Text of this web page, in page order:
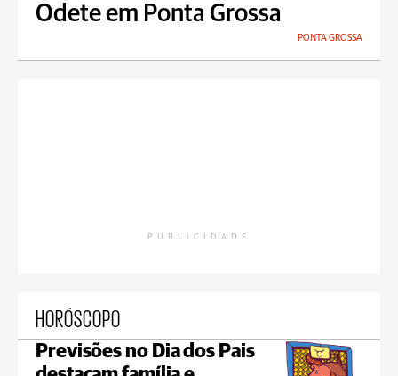
Odete em Ponta Grossa
PONTA GROSSA
PUBLICIDADE
HORÓSCOPO
Previsões no Dia dos Pais